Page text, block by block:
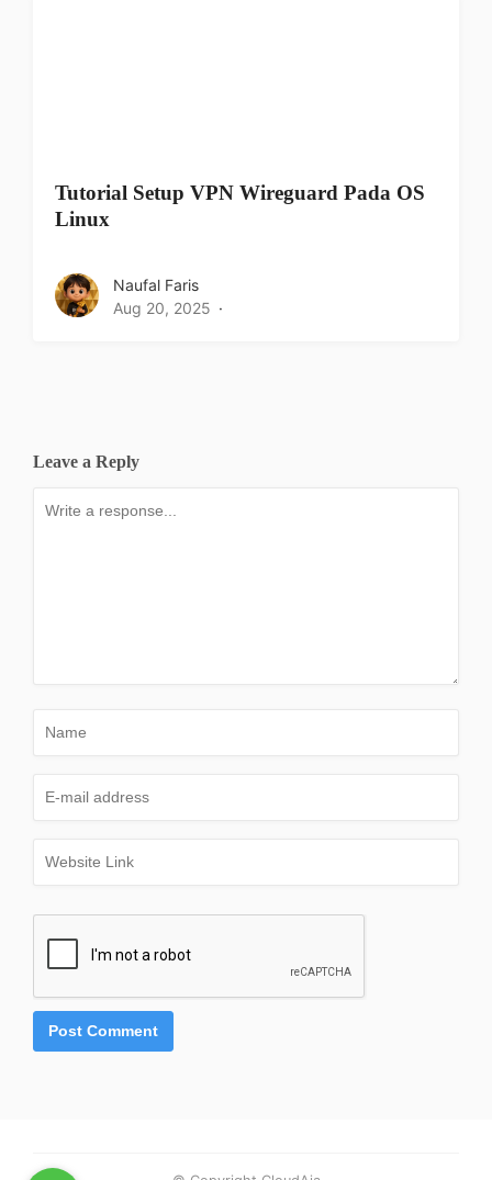
Tutorial Setup VPN Wireguard Pada OS
Linux
Naufal Faris
Aug 20, 2025
Leave a Reply